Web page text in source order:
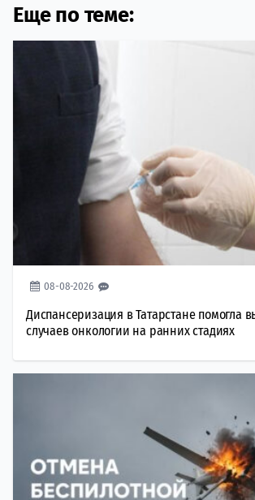
Еще по теме:
08-08-2026
Диспансеризация в Татарстане помогла
случаев онкологии на ранних стадиях